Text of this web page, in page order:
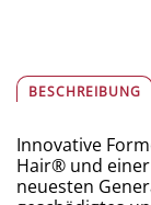
BESCHREIBUNG
Innovative
Hair® und
neuesten